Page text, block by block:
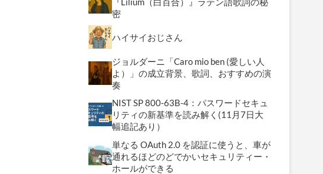
密
ハイサイおじさん
ジョルダーニ「Caro mio ben (愛しい人
よ）」の成立背景、歌詞、おすすめの演
奏
NIST SP 800-63B-4：パスワードセキュ
リティの新基準を読み解く(11月7日大
幅追記あり）
単なる OAuth 2.0 を認証に使うと、車が
通れるほどのどでかいセキュリティー・
ホールができる